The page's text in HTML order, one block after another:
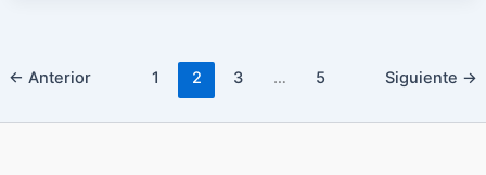
← Anterior 1 2 3 … 5 Siguiente →